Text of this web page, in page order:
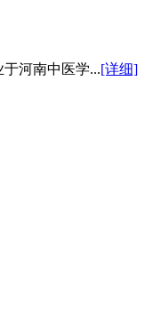
于河南中医学...[详细]